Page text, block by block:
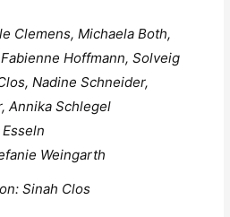
Clemens, Michaela Both,
Hoffmann, Solveig
Nadine Schneider,
Annika Schlegel
Weingarth
Sinah Clos